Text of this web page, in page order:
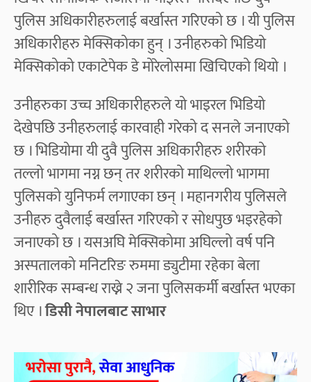
पुलिस अधिकारीहरुलाई बर्खास्त गरिएको छ । यी पुलिस
अधिकारीहरु मेक्सिकोका हुन् । उनीहरुको भिडियो
मेक्सिकोको एकाटेपेक डे मोरेलोसमा खिचिएको थियो ।
उनीहरुका उच्च अधिकारीहरुले यो भाइरल भिडियो
देखेपछि उनीहरुलाई कारवाही गरेको द सनले जनाएको
छ । भिडियोमा यी दुवै पुलिस अधिकारीहरु शरीरको
तल्लो भागमा नग्न छन् तर शरीरको माथिल्लो भागमा
पुलिसको युनिफर्म लगाएका छन् । महानगरीय पुलिसले
उनीहरु दुवैलाई बर्खास्त गरिएको र सोधपुछ भइरहेको
जनाएको छ । यसअघि मेक्सिकोमा अघिल्लो वर्ष पनि
अस्पतालको मनिटरिङ रुममा ड्युटीमा रहेका बेला
शारीरिक सम्बन्ध राख्ने २ जना पुलिसकर्मी बर्खास्त भएका
थिए ।डिसी नेपालबाट साभार